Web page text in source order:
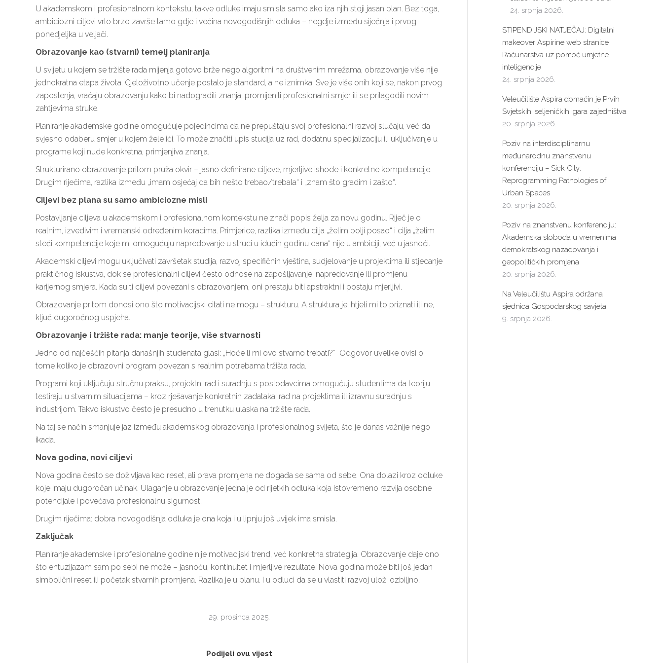
U akademskom i profesionalnom kontekstu, takve odluke imaju smisla samo ako iza njih stoji jasan plan. Bez toga,
ambiciozni ciljevi vrlo brzo završe tamo gdje i većina novogodišnjih odluka – negdje između siječnja i prvog
ponedjeljka u veljači.
Obrazovanje kao (stvarni) temelj planiranja
U svijetu u kojem se tržište rada mijenja gotovo brže nego algoritmi na društvenim mrežama, obrazovanje više nije
jednokratna etapa života. Cjeloživotno učenje postalo je standard, a ne iznimka. Sve je više onih koji se, nakon prvog
zaposlenja, vraćaju obrazovanju kako bi nadogradili znanja, promijenili profesionalni smjer ili se prilagodili novim
zahtjevima struke.
Planiranje akademske godine omogućuje pojedincima da ne prepuštaju svoj profesionalni razvoj slučaju, već da
svjesno odaberu smjer u kojem žele ići. To može značiti upis studija uz rad, dodatnu specijalizaciju ili uključivanje u
programe koji nude konkretna, primjenjiva znanja.
Strukturirano obrazovanje pritom pruža okvir – jasno definirane ciljeve, mjerljive ishode i konkretne kompetencije.
Drugim riječima, razlika između „imam osjećaj da bih nešto trebao/trebala“ i „znam što gradim i zašto“.
Ciljevi bez plana su samo ambiciozne misli
Postavljanje ciljeva u akademskom i profesionalnom kontekstu ne znači popis želja za novu godinu. Riječ je o
realnim, izvedivim i vremenski određenim koracima. Primjerice, razlika između cilja „želim bolji posao“ i cilja „želim
steći kompetencije koje mi omogućuju napredovanje u struci u idućih godinu dana“ nije u ambiciji, već u jasnoći.
Akademski ciljevi mogu uključivati završetak studija, razvoj specifičnih vještina, sudjelovanje u projektima ili stjecanje
praktičnog iskustva, dok se profesionalni ciljevi često odnose na zapošljavanje, napredovanje ili promjenu
karijernog smjera. Kada su ti ciljevi povezani s obrazovanjem, oni prestaju biti apstraktni i postaju mjerljivi.
Obrazovanje pritom donosi ono što motivacijski citati ne mogu – strukturu. A struktura je, htjeli mi to priznati ili ne,
ključ dugoročnog uspjeha.
Obrazovanje i tržište rada: manje teorije, više stvarnosti
Jedno od najčešćih pitanja današnjih studenata glasi: „Hoće li mi ovo stvarno trebati?“ Odgovor uvelike ovisi o
tome koliko je obrazovni program povezan s realnim potrebama tržišta rada.
Programi koji uključuju stručnu praksu, projektni rad i suradnju s poslodavcima omogućuju studentima da teoriju
testiraju u stvarnim situacijama – kroz rješavanje konkretnih zadataka, rad na projektima ili izravnu suradnju s
industrijom. Takvo iskustvo često je presudno u trenutku ulaska na tržište rada.
Na taj se način smanjuje jaz između akademskog obrazovanja i profesionalnog svijeta, što je danas važnije nego
ikada.
Nova godina, novi ciljevi
Nova godina često se doživljava kao reset, ali prava promjena ne događa se sama od sebe. Ona dolazi kroz odluke
koje imaju dugoročan učinak. Ulaganje u obrazovanje jedna je od rijetkih odluka koja istovremeno razvija osobne
potencijale i povećava profesionalnu sigurnost.
Drugim riječima: dobra novogodišnja odluka je ona koja i u lipnju još uvijek ima smisla.
Zaključak
Planiranje akademske i profesionalne godine nije motivacijski trend, već konkretna strategija. Obrazovanje daje ono
što entuzijazam sam po sebi ne može – jasnoću, kontinuitet i mjerljive rezultate. Nova godina može biti još jedan
simbolični reset ili početak stvarnih promjena. Razlika je u planu. I u odluci da se u vlastiti razvoj uloži ozbiljno.
29. prosinca 2025.
Podijeli ovu vijest
24. srpnja 2026.
STIPENDIJSKI NATJEČAJ: Digitalni
makeover Aspirine web stranice
Računarstva uz pomoć umjetne
inteligencije
24. srpnja 2026.
Veleučilište Aspira domaćin je Prvih
Svjetskih iseljeničkih igara zajedništva
20. srpnja 2026.
Poziv na interdisciplinarnu
međunarodnu znanstvenu
konferenciju – Sick City:
Reprogramming Pathologies of
Urban Spaces
20. srpnja 2026.
Poziv na znanstvenu konferenciju:
Akademska sloboda u vremenima
demokratskog nazadovanja i
geopolitičkih promjena
20. srpnja 2026.
Na Veleučilištu Aspira održana
sjednica Gospodarskog savjeta
9. srpnja 2026.